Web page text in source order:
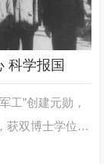
科学报国
工”创建元勋，
获双博士学位，
军工”，为培养